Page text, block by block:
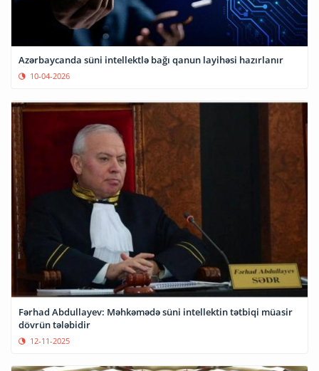
Azərbaycanda süni intellektlə bağı qanun layihəsi hazırlanır
10-04-2026
Fərhad Abdullayev: Məhkəmədə süni intellektin tətbiqi müasir
dövrün tələbidir
12-11-2025